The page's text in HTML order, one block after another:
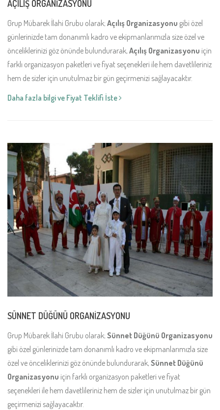
AÇILIŞ ORGANİZASYONU
Grup Mübarek İlahi Grubu olarak; Açılış Organizasyonu gibi özel
günlerinizde tam donanımlı kadro ve ekipmanlarımızla size özel ve
önceliklerinizi göz önünde bulundurarak, Açılış Organizasyonu için
farklı organizasyon paketleri ve fiyat seçenekleri ile hem davetlileriniz
hem de sizler için unutulmaz bir gün geçirmenizi sağlayacaktır.
Daha fazla bilgi ve Fiyat Teklifi İste
SÜNNET DÜĞÜNÜ ORGANİZASYONU
Grup Mübarek İlahi Grubu olarak; Sünnet Düğünü Organizasyonu
gibi özel günlerinizde tam donanımlı kadro ve ekipmanlarımızla size
özel ve önceliklerinizi göz önünde bulundurarak, Sünnet Düğünü
Organizasyonu için farklı organizasyon paketleri ve fiyat
seçenekleri ile hem davetlileriniz hem de sizler için unutulmaz bir gün
geçirmenizi sağlayacaktır.